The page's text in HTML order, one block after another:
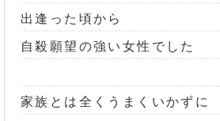
出逢った頃から
自殺願望の強い女性でした
家族とは全くうまくいかずに